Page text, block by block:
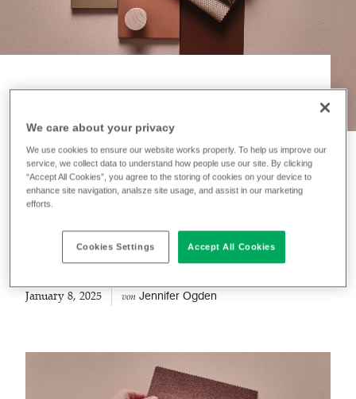
Pantone-Farbe des
Jahres – Mocha
Mousse spielend
integrieren
January 8, 2025 von Jennifer Ogden
We care about your privacy
We use cookies to ensure our website works properly. To help us improve our
service, we collect data to understand how people use our site. By clicking
“Accept All Cookies”, you agree to the storing of cookies on your device to
enhance site navigation, analsze site usage, and assist in our marketing
efforts.
Cookies Settings Accept All Cookies